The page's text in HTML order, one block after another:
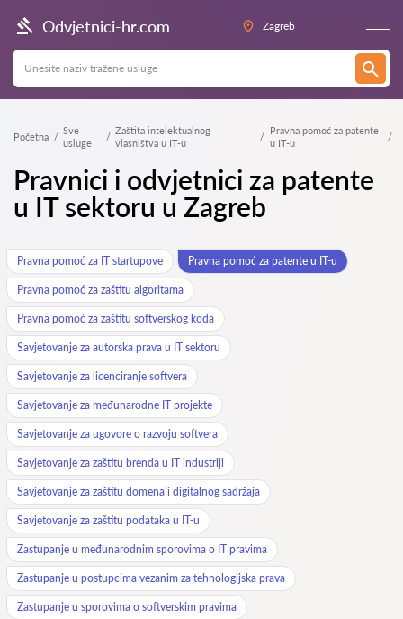
Odvjetnici-hr.com Zagreb
Početna
Sve
usluge
Zaštita intelektualnog
vlasništva u IT-u
Pravna pomoć za patente
u IT-u
Pravnici i odvjetnici za patente
u IT sektoru u Zagreb
Pravna pomoć za IT startupove Pravna pomoć za patente u IT-u
Pravna pomoć za zaštitu algoritama
Pravna pomoć za zaštitu softverskog koda
Savjetovanje za autorska prava u IT sektoru
Savjetovanje za licenciranje softvera
Savjetovanje za međunarodne IT projekte
Savjetovanje za ugovore o razvoju softvera
Savjetovanje za zaštitu brenda u IT industriji
Savjetovanje za zaštitu domena i digitalnog sadržaja
Savjetovanje za zaštitu podataka u IT-u
Zastupanje u međunarodnim sporovima o IT pravima
Zastupanje u postupcima vezanim za tehnologijska prava
Zastupanje u sporovima o softverskim pravima